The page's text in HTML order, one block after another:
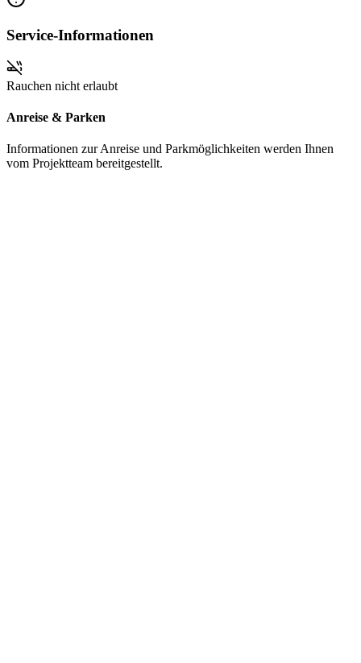
Service-Informationen
Rauchen nicht erlaubt
Anreise & Parken
Informationen zur Anreise und Parkmöglichkeiten werden Ihnen
vom Projektteam bereitgestellt.